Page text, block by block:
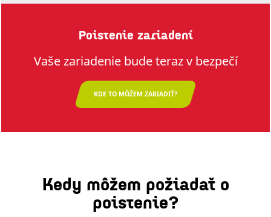
Poistenie zariadení
Vaše zariadenie bude teraz v bezpečí
KDE TO MÔŽEM ZARIADIŤ?
Kedy môžem požiadať o
poistenie?